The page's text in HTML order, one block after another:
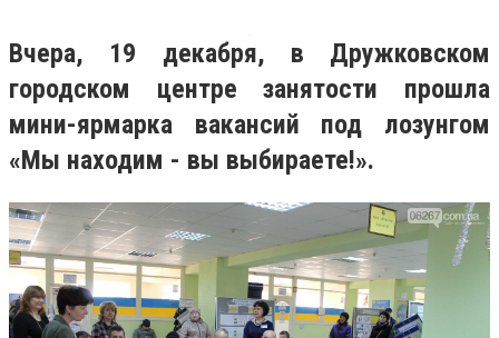
Вчера, 19 декабря, в Дружковском
городском центре занятости прошла
мини-ярмарка вакансий под лозунгом
«Мы находим - вы выбираете!».